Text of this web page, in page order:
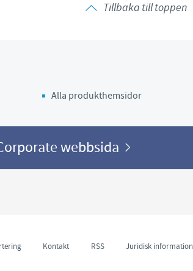
Tillbaka till toppen
Alla produkthemsidor
webbsida
Kontakt RSS Juridisk information